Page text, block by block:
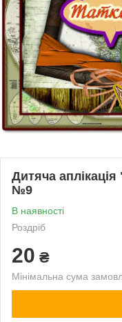
Дитяча аплікація
№9
В наявності
Роздріб
20 ₴
Мінімальна сума